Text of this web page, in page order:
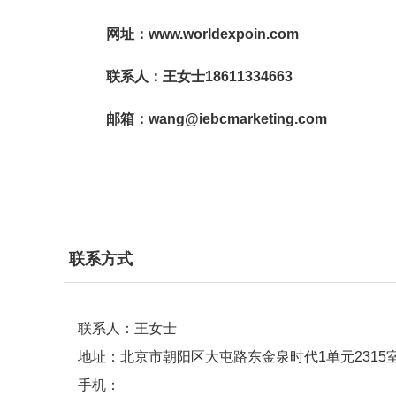
网址 ：www.worldexpoin.com
联系人：王女士18611334663
邮箱：wang@iebcmarketing.com
联系方式
联系人：王女士
地址：北京市朝阳区大屯路东金泉时代1单元2315
手机：